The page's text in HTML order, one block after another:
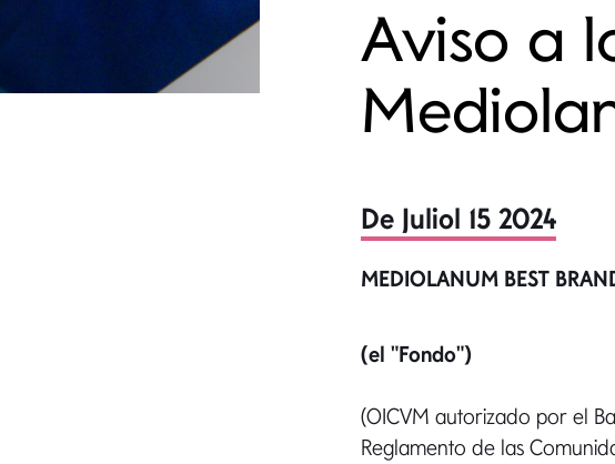
Aviso a
De Juliol 15 2024
MEDIOLANUM BEST
(el "Fondo")
(OICVM autorizado por el
Reglamento de las